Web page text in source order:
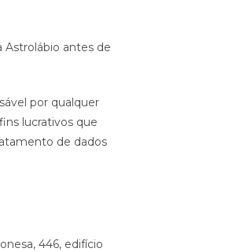
Astrolábio antes de
por qualquer
lucrativos que
de dados
446, edifício